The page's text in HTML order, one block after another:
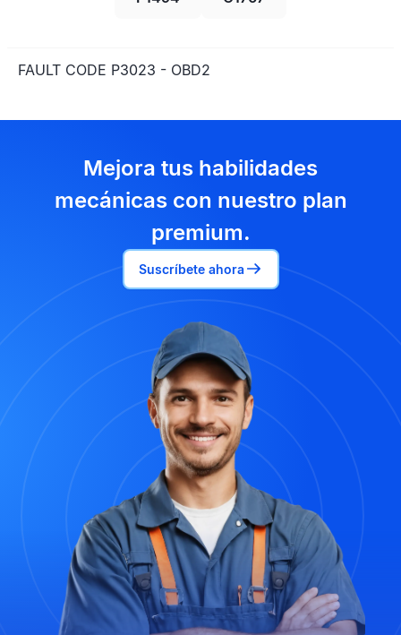
FAULT CODE P3023 - OBD2
Mejora tus habilidades
mecánicas con nuestro plan
premium.
Suscríbete ahora